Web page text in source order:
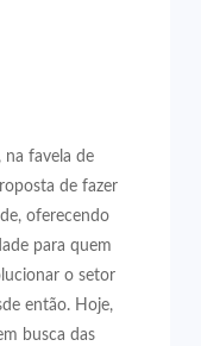
na favela de
de fazer
oferecendo
para quem
o setor
então. Hoje,
busca das